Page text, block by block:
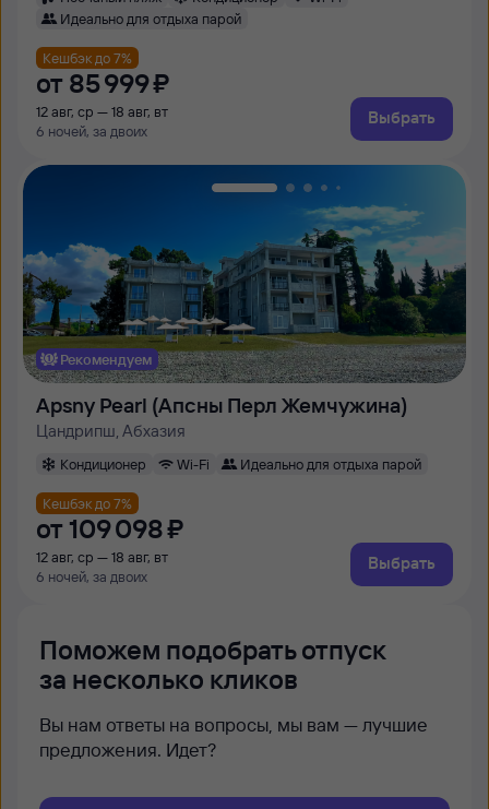
Идеально для отдыха парой
Кешбэк до 7%
от 85 ⁠999 ⁠₽
12 авг, ср — 18 авг, вт
6 ночей, за двоих
Выбрать
Рекомендуем
Apsny Pearl (Апсны Перл Жемчужина)
Цандрипш, Абхазия
Кондиционер Wi-Fi Идеально для отдыха парой
Кешбэк до 7%
от 109 ⁠098 ⁠₽
12 авг, ср — 18 авг, вт
6 ночей, за двоих
Выбрать
Поможем подобрать отпуск
за несколько кликов
Вы нам ответы на вопросы, мы вам — лучшие
предложения. Идет?